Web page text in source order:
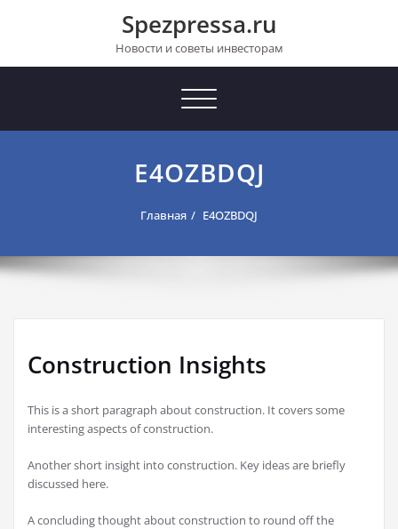
Spezpressa.ru
Новости и советы инвесторам
Toggle
E4OZBDQJ
Главная E4OZBDQJ
Construction Insights
This is a short paragraph about construction. It covers some
interesting aspects of construction.
Another short insight into construction. Key ideas are briefly
discussed here.
A concluding thought about construction to round off the